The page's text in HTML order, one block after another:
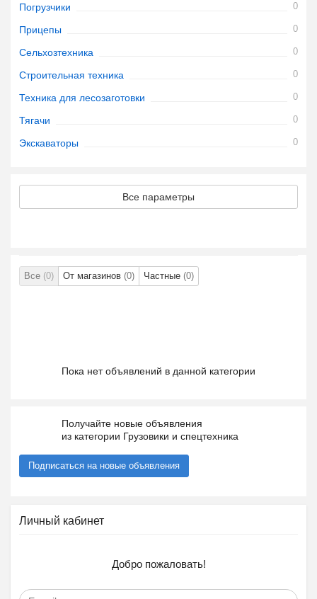
Погрузчики 0
Прицепы 0
Сельхозтехника 0
Строительная техника 0
Техника для лесозаготовки 0
Тягачи 0
Экскаваторы 0
Все параметры
Все (0) От магазинов (0) Частные (0)
Пока нет объявлений в данной категории
Получайте новые объявления
из категории Грузовики и спецтехника
Подписаться на новые объявления
Личный кабинет
Добро пожаловать!